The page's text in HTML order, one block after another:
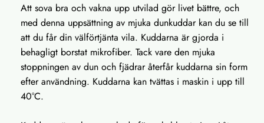
Att sova bra och vakna upp utvilad gör livet bättre, och
med denna uppsättning av mjuka dunkuddar kan du se till
att du får din välförtjänta vila. Kuddarna är gjorda i
behagligt borstat mikrofiber. Tack vare den mjuka
stoppningen av dun och fjädrar återfår kuddarna sin form
efter användning. Kuddarna kan tvättas i maskin i upp till
40°C.